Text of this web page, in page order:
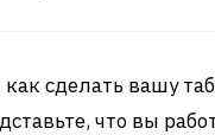
сделать вашу
что вы